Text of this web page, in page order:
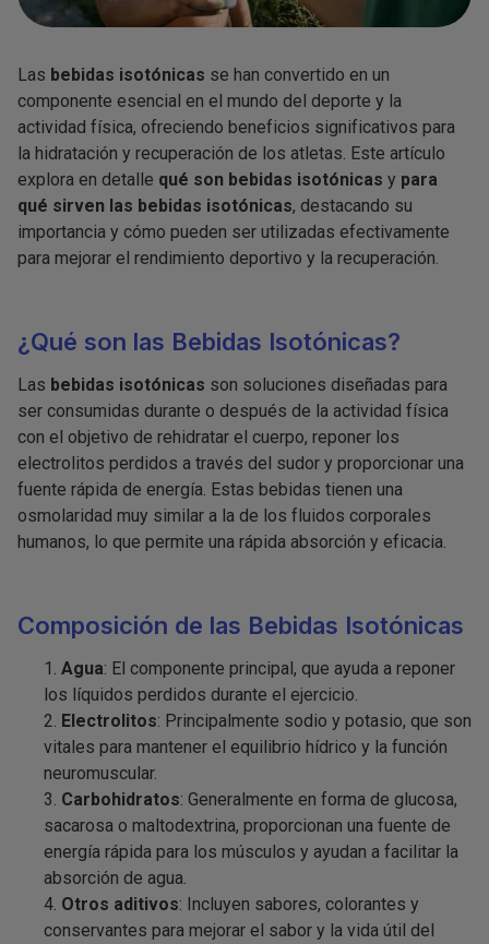
Las bebidas isotónicas se han convertido en un
componente esencial en el mundo del deporte y la
actividad física, ofreciendo beneficios significativos para
la hidratación y recuperación de los atletas. Este artículo
explora en detalle qué son bebidas isotónicas y para
qué sirven las bebidas isotónicas, destacando su
importancia y cómo pueden ser utilizadas efectivamente
para mejorar el rendimiento deportivo y la recuperación.
¿Qué son las Bebidas Isotónicas?
Las bebidas isotónicas son soluciones diseñadas para
ser consumidas durante o después de la actividad física
con el objetivo de rehidratar el cuerpo, reponer los
electrolitos perdidos a través del sudor y proporcionar una
fuente rápida de energía. Estas bebidas tienen una
osmolaridad muy similar a la de los fluidos corporales
humanos, lo que permite una rápida absorción y eficacia.
Composición de las Bebidas Isotónicas
Agua: El componente principal, que ayuda a reponer
los líquidos perdidos durante el ejercicio.
Electrolitos: Principalmente sodio y potasio, que son
vitales para mantener el equilibrio hídrico y la función
neuromuscular.
Carbohidratos: Generalmente en forma de glucosa,
sacarosa o maltodextrina, proporcionan una fuente de
energía rápida para los músculos y ayudan a facilitar la
absorción de agua.
Otros aditivos: Incluyen sabores, colorantes y
conservantes para mejorar el sabor y la vida útil del